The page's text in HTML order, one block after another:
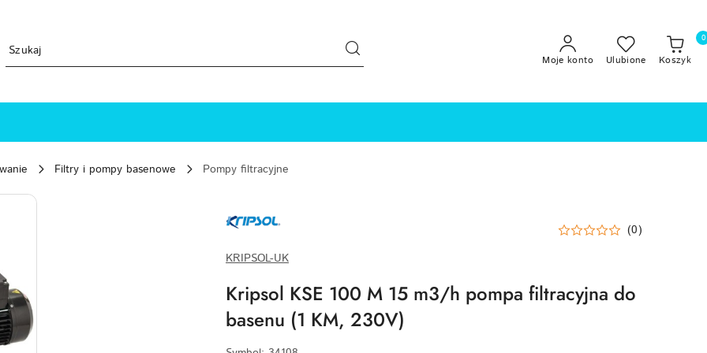
Moje konto Ulubione Koszyk
0
Filtry i pompy basenowe
Pompy filtracyjne
WEBP
KRIPSOL-UK
(0)
Kripsol KSE 100 M 15 m3/h pompa filtracyjna do
basenu (1 KM, 230V)